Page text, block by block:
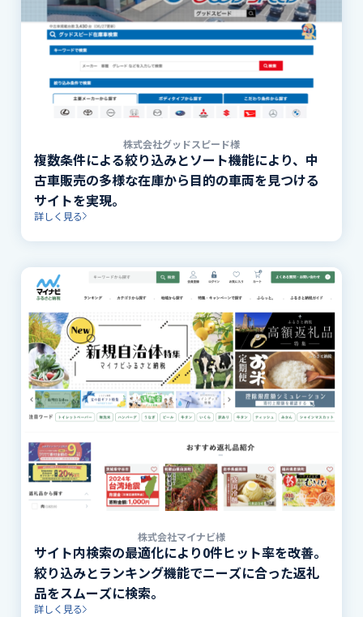
株式会社グッドスピード様
複数条件による絞り込みとソート機能により、中
古車販売の多様な在庫から目的の車両を見つける
サイトを実現。
詳しく見る
株式会社マイナビ様
サイト内検索の最適化により0件ヒット率を改善。
絞り込みとランキング機能でニーズに合った返礼
品をスムーズに検索。
詳しく見る